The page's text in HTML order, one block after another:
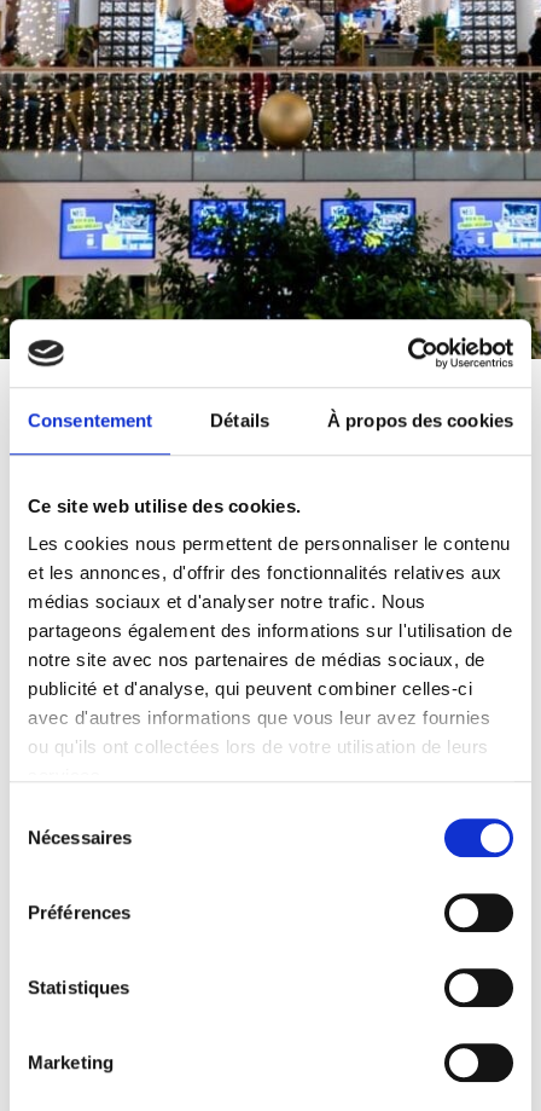
Consentement Détails À propos des cookies
Ce site web utilise des cookies.
Les cookies nous permettent de personnaliser le contenu
et les annonces, d'offrir des fonctionnalités relatives aux
médias sociaux et d'analyser notre trafic. Nous
partageons également des informations sur l'utilisation de
notre site avec nos partenaires de médias sociaux, de
publicité et d'analyse, qui peuvent combiner celles-ci
avec d'autres informations que vous leur avez fournies
ou qu'ils ont collectées lors de votre utilisation de leurs
Nécessaires
Préférences
Statistiques
Marketing
Magie des Étoiles à
Spandau Arcaden
Le centre commercial Spandau Arcaden à
Berlin, bien connu et apprécié, s’est
transformé en une oasis festive de lumière
grâce à Multidekor. Les designers de
l’entreprise ont créé un concept qui
combine tradition et modernité,
portefeuille Unibail-Rodamco-Westfield.